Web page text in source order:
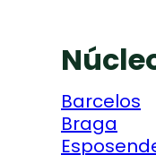
Consignação IRS
Barcelos
Braga